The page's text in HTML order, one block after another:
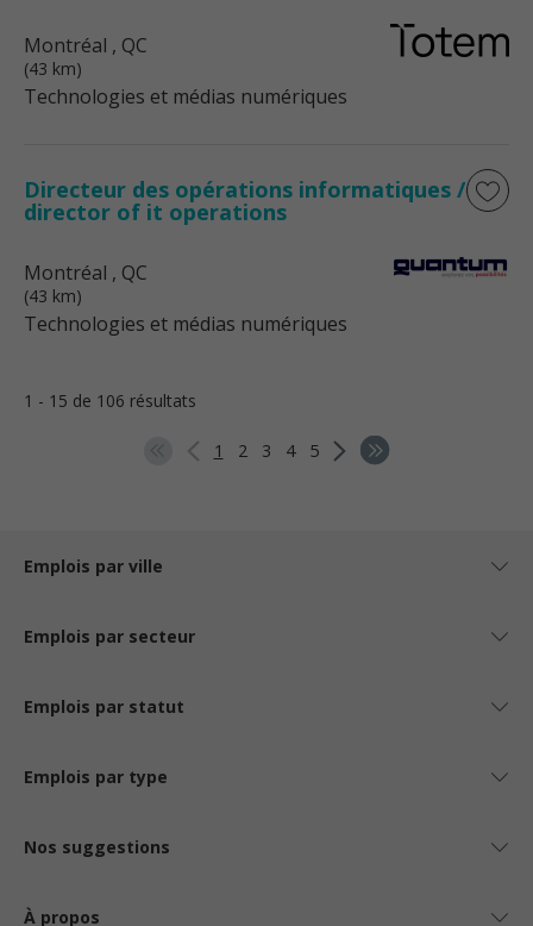
Montréal , QC
(43 km)
Technologies et médias numériques
Directeur des opérations informatiques /
director of it operations
Montréal , QC
(43 km)
Technologies et médias numériques
1 - 15 de 106 résultats
1 2 3 4 5
Emplois par ville
Emplois par secteur
Emplois par statut
Emplois par type
Nos suggestions
À propos